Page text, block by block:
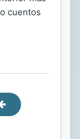
cuentos